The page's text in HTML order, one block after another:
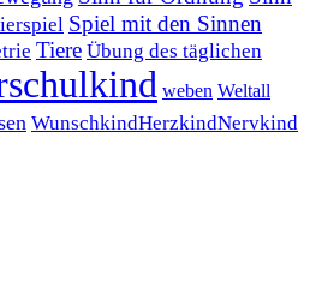
Spiel mit den Sinnen
Tiere Übung des täglichen
weben Weltall
WunschkindHerzkindNervkind